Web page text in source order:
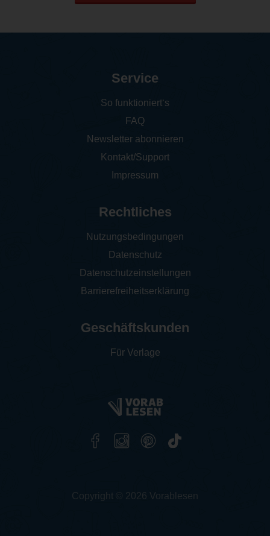
Service
So funktioniert‘s
FAQ
Newsletter abonnieren
Kontakt/Support
Impressum
Rechtliches
Nutzungsbedingungen
Datenschutz
Datenschutzeinstellungen
Barrierefreiheitserklärung
Geschäftskunden
Für Verlage
Copyright © 2026 Vorablesen